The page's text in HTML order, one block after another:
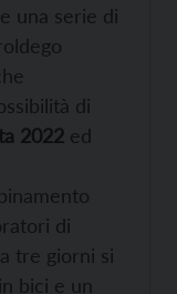
una serie di
di
2022 ed
di
tre giorni si
bici e un